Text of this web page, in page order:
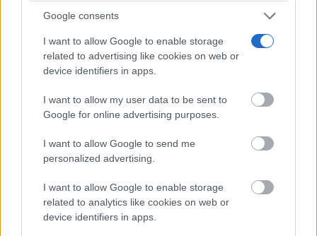
Google consents
I want to allow Google to enable storage
related to advertising like cookies on web or
device identifiers in apps.
I want to allow my user data to be sent to
Google for online advertising purposes.
I want to allow Google to send me
personalized advertising.
I want to allow Google to enable storage
related to analytics like cookies on web or
device identifiers in apps.
toma de decisiones estratégicas, tanto en España,
Italia y Portugal. Utiliza todos los parámetros de la
base de datos de idealista en cada país, así como otras
fuentes de datos públicas y privadas para ofrecer
servicios de valoración, inversión, captación y
análisis del mercado.
El informe completo se puede ver en
https://www.idealista.com/sala-de-prensa/informes-